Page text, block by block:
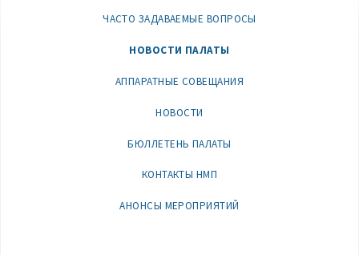
ЧАСТО ЗАДАВАЕМЫЕ ВОПРОСЫ
НОВОСТИ ПАЛАТЫ
АППАРАТНЫЕ СОВЕЩАНИЯ
НОВОСТИ
БЮЛЛЕТЕНЬ ПАЛАТЫ
КОНТАКТЫ НМП
АНОНСЫ МЕРОПРИЯТИЙ